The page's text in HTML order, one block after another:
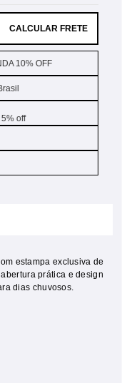
CALCULAR FRETE
10% OFF
off
estampa exclusiva de
prática e design
dias chuvosos.